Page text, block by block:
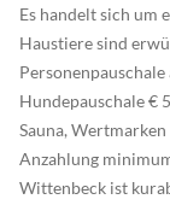
Es handelt sich um
Haustiere sind
Personenpauschale
Hundepauschale €
Sauna,
Anzahlung
Wittenbeck ist